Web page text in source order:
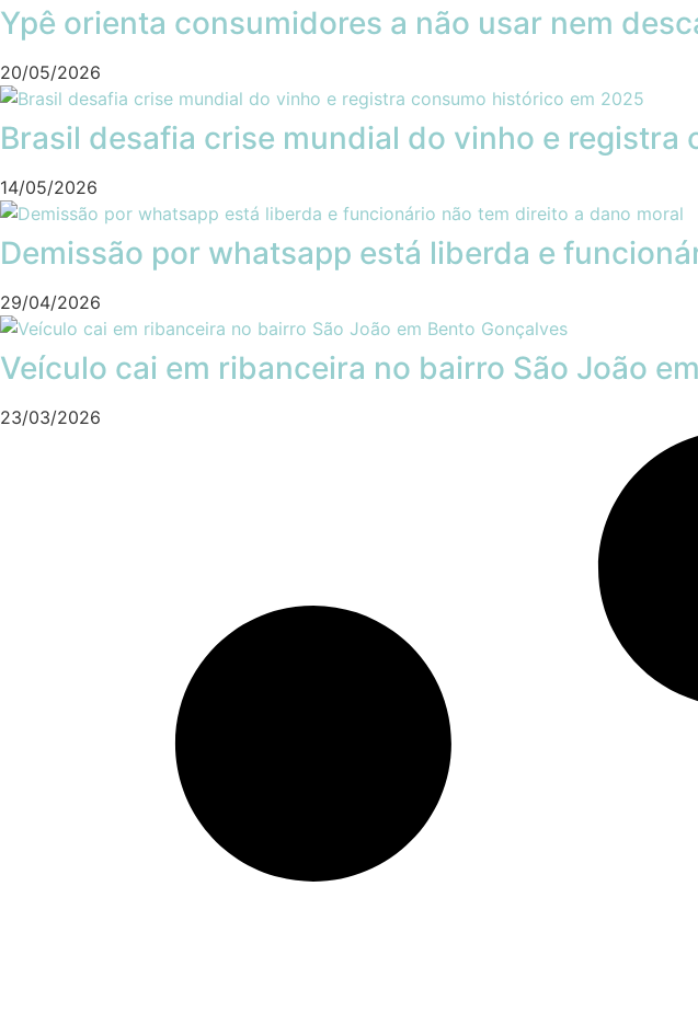
Ypê orienta consumidores a não usar nem
20/05/2026
Brasil desafia crise mundial do vinho e
14/05/2026
Demissão por whatsapp está liberda e
29/04/2026
Veículo cai em ribanceira no bairro São João
23/03/2026